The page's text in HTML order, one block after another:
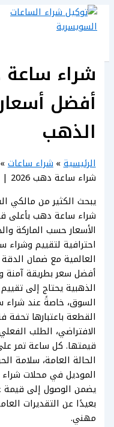
تخطي
المحتوى
أفضل
الذهب
الرئيسية شراء ساعات
شراء ساعة دهب 2026 | أفضل أسعار شراء الساعات الذهب
يبحث الكثير من مالكي
شراء ساعة دهب بأعلى
الأسعار حسب الماركة
احترافية لتقييم
العالمية مع ضمان
أفضل سعر بطريقة آمنة
الذهبية يحتاج إلى
السوق، خاصةً عند
القطعة باعتبارها تحفة
الافتراضي، الطلب
قيمتها. كل ساعة تمر
الحالة العامة، سلامة
الموديل في محلات
يضمن الوصول إلى
بعيدًا عن التقديرات
مهني.